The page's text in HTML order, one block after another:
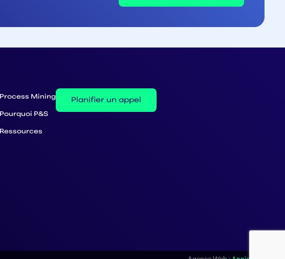
Process Mining
Pourquoi P&S
Ressources
Planifier un appel